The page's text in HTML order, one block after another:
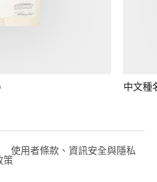
中文種
使用者條款、資訊安全與隱私
策